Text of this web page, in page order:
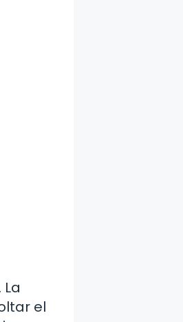
el